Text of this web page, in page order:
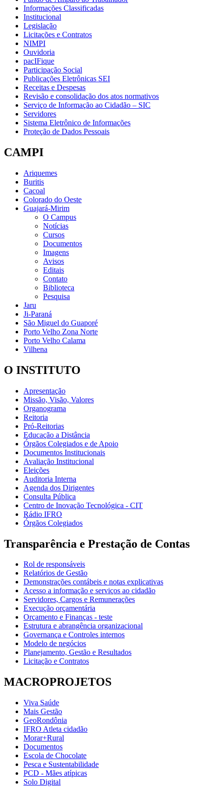
Informações Classificadas
Institucional
Legislação
Licitações e Contratos
NIMPI
Ouvidoria
pacIFique
Participação Social
Publicações Eletrônicas SEI
Receitas e Despesas
Revisão e consolidação dos atos normativos
Serviço de Informação ao Cidadão – SIC
Servidores
Sistema Eletrônico de Informações
Proteção de Dados Pessoais
CAMPI
Ariquemes
Buritis
Cacoal
Colorado do Oeste
Guajará-Mirim
O Campus
Notícias
Cursos
Documentos
Imagens
Avisos
Editais
Contato
Biblioteca
Pesquisa
Jaru
Ji-Paraná
São Miguel do Guaporé
Porto Velho Zona Norte
Porto Velho Calama
Vilhena
O INSTITUTO
Apresentação
Missão, Visão, Valores
Organograma
Reitoria
Pró-Reitorias
Educação a Distância
Órgãos Colegiados e de Apoio
Documentos Institucionais
Avaliação Institucional
Eleições
Auditoria Interna
Agenda dos Dirigentes
Consulta Pública
Centro de Inovação Tecnológica - CIT
Rádio IFRO
Órgãos Colegiados
Transparência e Prestação de Contas
Rol de responsáveis
Relatórios de Gestão
Demonstrações contábeis e notas explicativas
Acesso a informação e serviços ao cidadão
Servidores, Cargos e Remunerações
Execução orçamentária
Orçamento e Finanças - teste
Estrutura e abrangência organizacional
Governança e Controles internos
Modelo de negócios
Planejamento, Gestão e Resultados
Licitação e Contratos
MACROPROJETOS
Viva Saúde
Mais Gestão
GeoRondônia
IFRO Atleta cidadão
Morar+Rural
Documentos
Escola de Chocolate
Pesca e Sustentabilidade
PCD - Mães atípicas
Solo Digital